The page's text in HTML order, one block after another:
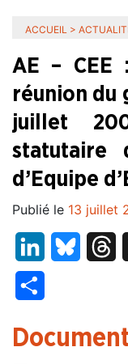
ACCUEIL >
AE – CEE
réunion du
juillet
statutaire
d’Equipe
Publié le 13 juillet
LinkedInBluesky